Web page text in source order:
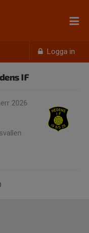
Logga in
IF
2026